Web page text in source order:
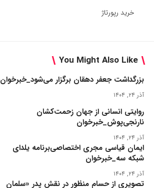
خرید رپورتاژ
You Might Also Like
بزرگداشت جعفر دهقان برگزار می‌شود_خبرخوان
آذر ۲۴, ۱۴۰۴
روایتی انسانی از جهان زحمت‌کشان
نارنجی‌پوش_خبرخوان
آذر ۲۴, ۱۴۰۴
ایمان قیاسی مجری اختصاصی‌برنامه یلدای
شبکه سه_خبرخوان
آذر ۲۴, ۱۴۰۴
تصویری از حسام منظور در نقش پدر «سلمان